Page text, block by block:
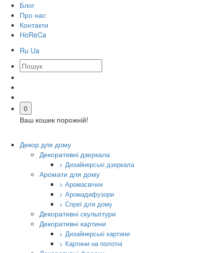
Блог
Про нас
Контакти
HoReCa
Ru Ua
0
Ваш кошик порожній!
Декор для дому
Декоративні дзеркала
> Дизайнерські дзеркала
Аромати для дому
> Аромасвічки
> Аромадифузори
> Спреї для дому
Декоративні скульптури
Декоративні картини
> Дизайнерські картини
> Картини на полотні